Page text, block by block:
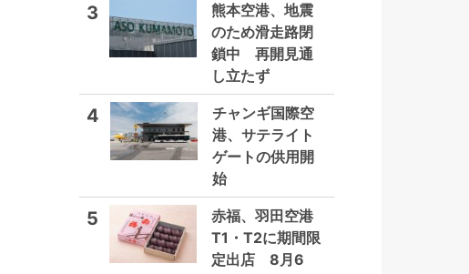
3
熊本空港、地震
のため滑走路閉
鎖中 再開見通
し立たず
4
チャンギ国際空
港、サテライト
ゲートの供用開
始
5
赤福、羽田空港
T1・T2に期間限
定出店 8月6